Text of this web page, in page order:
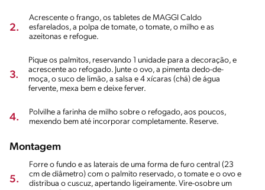
2.
Acrescente o frango, os tabletes de MAGGI Caldo
esfarelados, a polpa de tomate, o tomate, o milho e as
azeitonas e refogue.
3.
Pique os palmitos, reservando 1 unidade para a decoração, e
acrescente ao refogado. Junte o ovo, a pimenta dedo-de-
moça, o suco de limão, a salsa e 4 xícaras (chá) de água
fervente, mexa bem e deixe ferver.
4.
Polvilhe a farinha de milho sobre o refogado, aos poucos,
mexendo bem até incorporar completamente. Reserve.
Montagem
5.
Forre o fundo e as laterais de uma forma de furo central (23
cm de diâmetro) com o palmito reservado, o tomate e o ovo e
distribua o cuscuz, apertando ligeiramente. Vire-osobre um